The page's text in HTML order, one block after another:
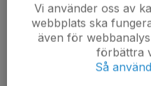
Vi använder oss av
webbplats ska
även för
förbättra
Så